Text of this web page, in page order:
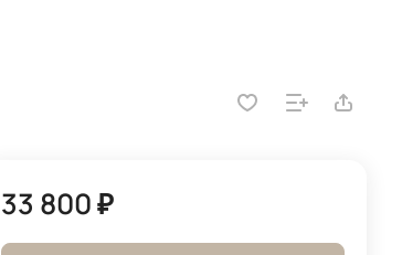
33 800 ₽